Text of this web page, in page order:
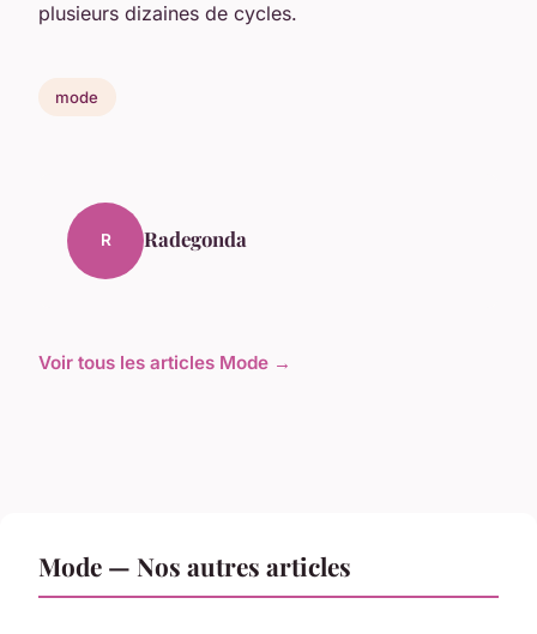
plusieurs dizaines de cycles.
mode
R Radegonda
Voir tous les articles Mode →
Mode — Nos autres articles